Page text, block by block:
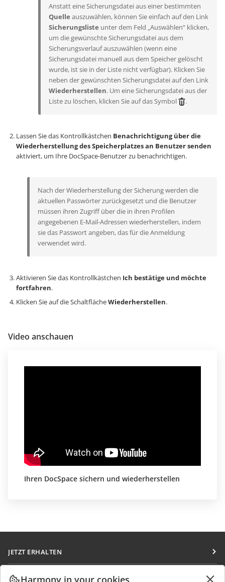
Anstatt eine Sicherungsdatei aus einer bestimmten
Quelle auszuwählen, können Sie einfach auf den Link
Sicherungsliste unter dem Feld „Auswählen“ klicken,
um die gewünschte Sicherungsdatei aus dem
Sicherungsverlauf auszuwählen (wenn eine
Sicherungsdatei manuell aus dem Speicher gelöscht
wurde, ist sie in der Liste nicht verfügbar). Klicken Sie
neben der gewünschten Sicherungsdatei auf den Link
Wiederherstellen. Um eine Sicherungsdatei aus der
Liste zu löschen, klicken Sie auf das Symbol
.
Lassen Sie das Kontrollkästchen Benachrichtigung über die
Wiederherstellung des Speicherplatzes an Benutzer senden
aktiviert, um Ihre DocSpace-Benutzer zu benachrichtigen.
Nach der Wiederherstellung der Sicherung werden die
aktuellen Passwörter zurückgesetzt und die Benutzer
müssen ihren Zugriff über die in ihren Profilen
angegebenen E-Mail-Adressen wiederherstellen, indem
sie das Passwort angeben, das für die Anmeldung
verwendet wird.
Aktivieren Sie das Kontrollkästchen Ich bestätige und möchte
fortfahren.
Klicken Sie auf die SchaltflächeWiederherstellen.
Video anschauen
Ihren DocSpace sichern und wiederherstellen
JETZT ERHALTEN
Docs
ZUSAMMENARBEITEN
Harmony in your cookies